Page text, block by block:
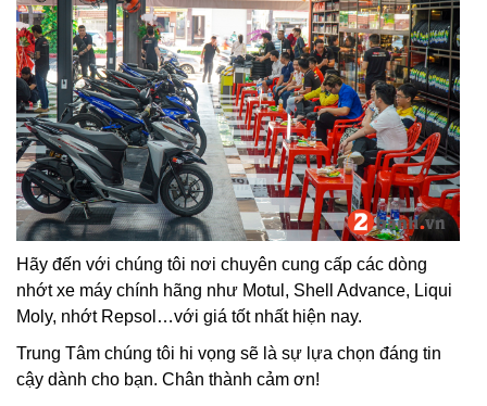
Hãy đến với chúng tôi nơi chuyên cung cấp các dòng
nhớt xe máy chính hãng như Motul, Shell Advance, Liqui
Moly, nhớt Repsol…với giá tốt nhất hiện nay.
Trung Tâm chúng tôi hi vọng sẽ là sự lựa chọn đáng tin
cậy dành cho bạn. Chân thành cảm ơn!